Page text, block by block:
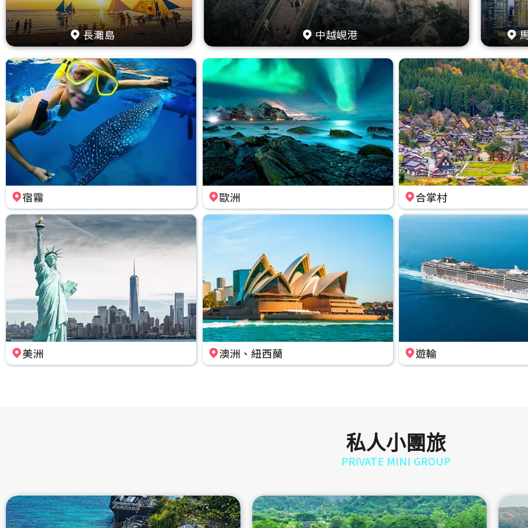
長灘島 中越峴港
宿霧 歐洲 合掌村
美洲 澳洲、紐西蘭 遊輪
私人小團旅
PRIVATE MINI GROUP